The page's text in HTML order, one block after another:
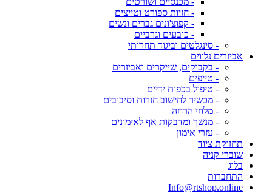
- חזיות ספורט וטייצים
- קפוצ'ונים גברים ונשים
- כובעים וגרביים
- סינגלטים וביגוד תחרותי
אביזרים נלווים
- בקבוקים, שייקרים ואביזרים
- טייפים
- טיפול בכפות ידיים
- מכשיר לחישוב חזרות וסיבובים
- מלחי הרחה
- מנשך ומדבקות אף לאימונים
- עזרי אימון
תחזוקת ציוד
שוברי קניה
בלוג
התחברות
Info@rtshop.online